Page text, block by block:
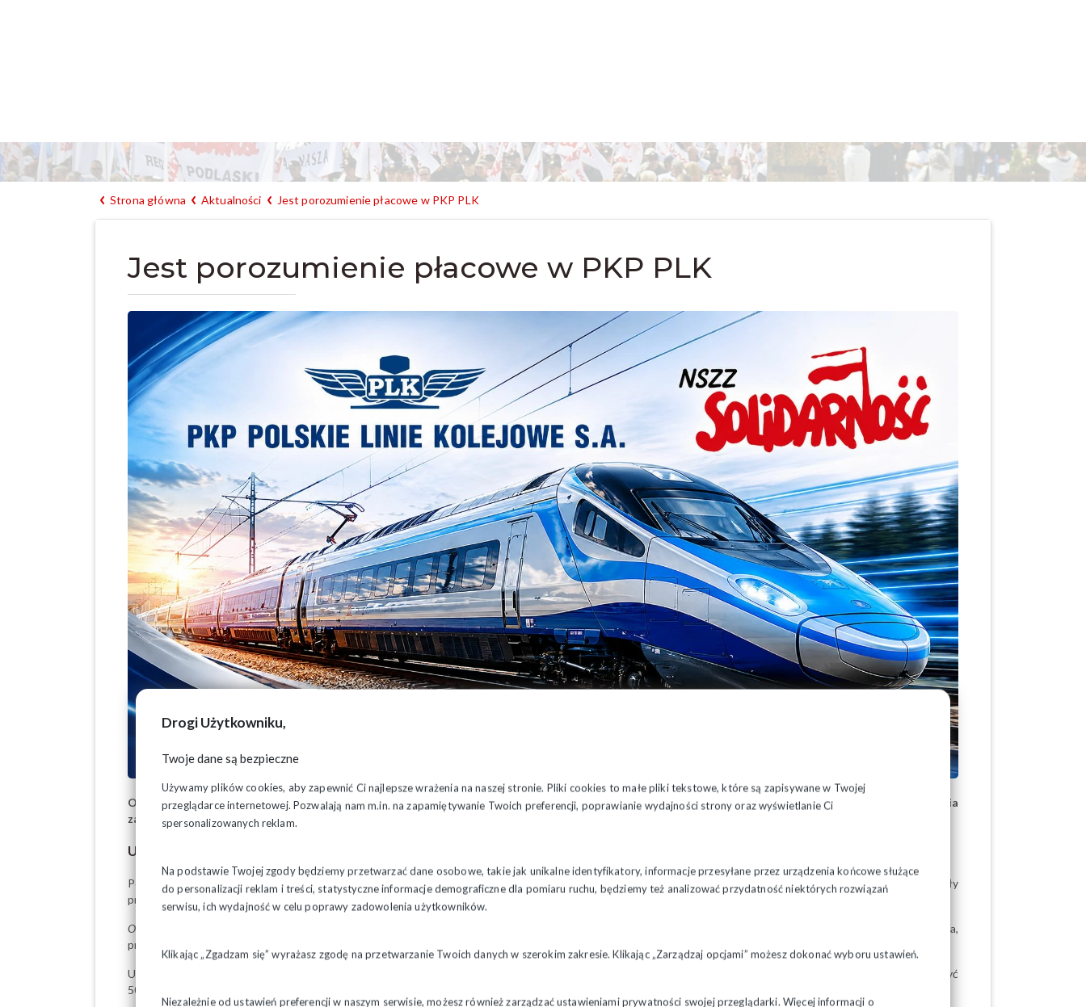
Drogi Użytkowniku,
Twoje dane są bezpieczne
Używamy plików cookies, aby zapewnić Ci najlepsze wrażenia na naszej stronie. Pliki cookies to małe pliki tekstowe, które są zapisywane w Twojej
przeglądarce internetowej. Pozwalają nam m.in. na zapamiętywanie Twoich preferencji, poprawianie wydajności strony oraz wyświetlanie Ci
spersonalizowanych reklam.
Na podstawie Twojej zgody będziemy przetwarzać dane osobowe, takie jak unikalne identyfikatory, informacje przesyłane przez urządzenia końcowe służące
do personalizacji reklam i treści, statystyczne informacje demograficzne dla pomiaru ruchu, będziemy też analizować przydatność niektórych rozwiązań
serwisu, ich wydajność w celu poprawy zadowolenia użytkowników.
Klikając „Zgadzam się” wyrażasz zgodę na przetwarzanie Twoich danych w szerokim zakresie. Klikając „Zarządzaj opcjami” możesz dokonać wyboru ustawień.
Niezależnie od ustawień preferencji w naszym serwisie, możesz również zarządzać ustawieniami prywatności swojej przeglądarki. Więcej informacji o
Strona główna Aktualności Jest porozumienie płacowe w PKP PLK
Jest porozumienie płacowe w PKP PLK
Od 1 lipca wzrosną płace w PKP PLK. Podwyżka wyniesie 470 zł brutto i obejmuje wzrost stawek zasadniczych i pochodnych od wynagrodzenia
zagwarantowanych w Zakładowym Układzie Zbiorowym Pracy
Udane negocjacje
Porozumienie dotyczące wzrostu wynagrodzeń przedstawiciele „Solidarności” działającej w spółce podpisali z pracodawcą 21 maja. Rozmowy płacowe były
prowadzone od marca. Na początku pracodawca proponował podniesienie stawek zasadniczych średnio o 168 zł.
Ostatecznie wynegocjowana kwota jest wyższa o przeszło 150 zł i wynosi 320 zł brutto, co wraz z pochodnymi daje średnio 470 zł brutto
– mówi Henryk Sikora,
przewodniczący „Solidarności” w PKP PLK.
Uzgodniono także, że
. Natomiast maksymalna kwota podwyżki nie powinna przekroczyć
500 zł. Wyższa kwota będzie wymagała uzasadnienia i zgody centrali firmy.